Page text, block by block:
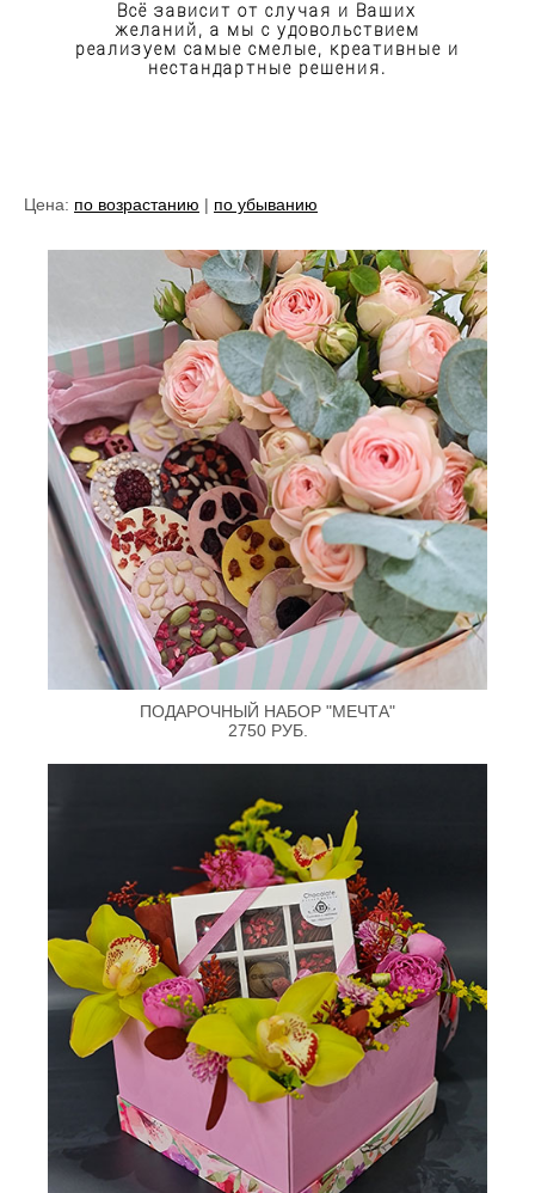
Всё зависит от случая и Ваших
желаний, а мы с удовольствием
реализуем самые смелые, креативные и
нестандартные решения.
Цена: по возрастанию | по убыванию
ПОДАРОЧНЫЙ НАБОР "МЕЧТА"
2750 РУБ.